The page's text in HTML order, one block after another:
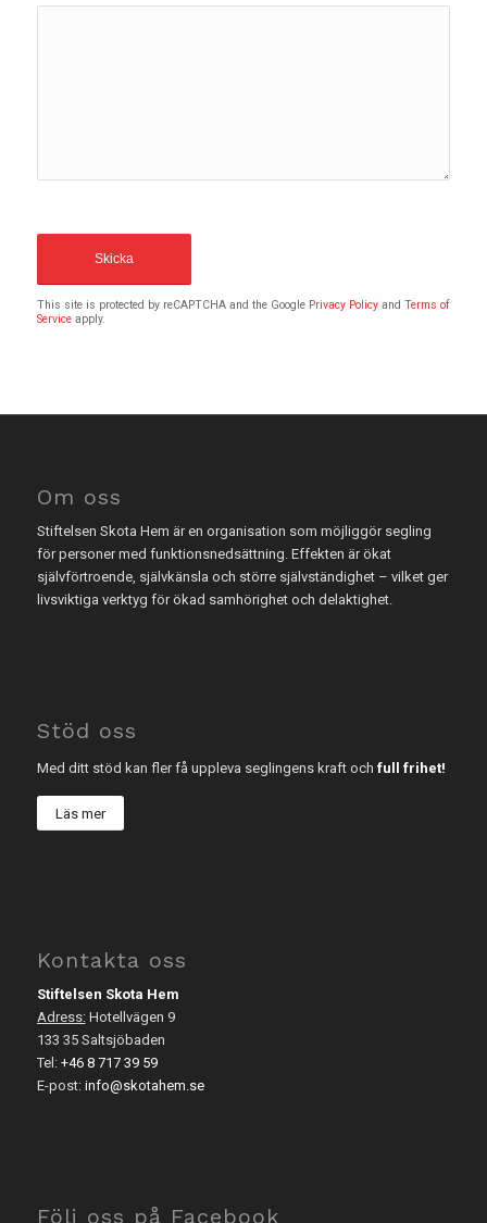
This site is protected by reCAPTCHA and the Google Privacy Policyand Terms of
Serviceapply.
Om oss
Stiftelsen Skota Hem är en organisation som möjliggör segling
för personer med funktionsnedsättning. Effekten är ökat
självförtroende, självkänsla och större självständighet – vilket ger
livsviktiga verktyg för ökad samhörighet och delaktighet.
Stöd oss
Med ditt stöd kan fler få uppleva seglingens kraft och full frihet!
Läs mer
Kontakta oss
Stiftelsen Skota Hem
Adress:Hotellvägen 9
133 35 Saltsjöbaden
Tel: +46 8 717 39 59
E-post: info@skotahem.se
Följ oss på Facebook